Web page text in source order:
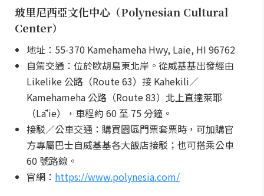
玻里尼西亞文化中心（Polynesian Cultural
Center）
地址：55-370 Kamehameha Hwy, Laie, HI 96762
自駕交通：位於歐胡島東北岸。從威基基出發經由
Likelike 公路（Route 63）接 Kahekili／
Kamehameha 公路（Route 83）北上直達萊耶
（Lāʻie），車程約 60 至 75 分鐘。
接駁／公車交通：購買園區門票套票時，可加購官
方專屬巴士自威基基各大飯店接駁；也可搭乘公車
60 號路線。
官網： https://www.polynesia.com/